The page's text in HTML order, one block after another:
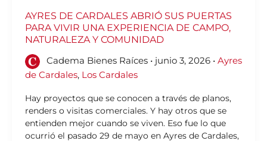
AYRES DE CARDALES ABRIÓ SUS PUERTAS
PARA VIVIR UNA EXPERIENCIA DE CAMPO,
NATURALEZA Y COMUNIDAD
Cadema Bienes Raíces • junio 3, 2026 •Ayres
de Cardales, Los Cardales
Hay proyectos que se conocen a través de planos,
renders o visitas comerciales. Y hay otros que se
entienden mejor cuando se viven. Eso fue lo que
ocurrió el pasado 29 de mayo en Ayres de Cardales,